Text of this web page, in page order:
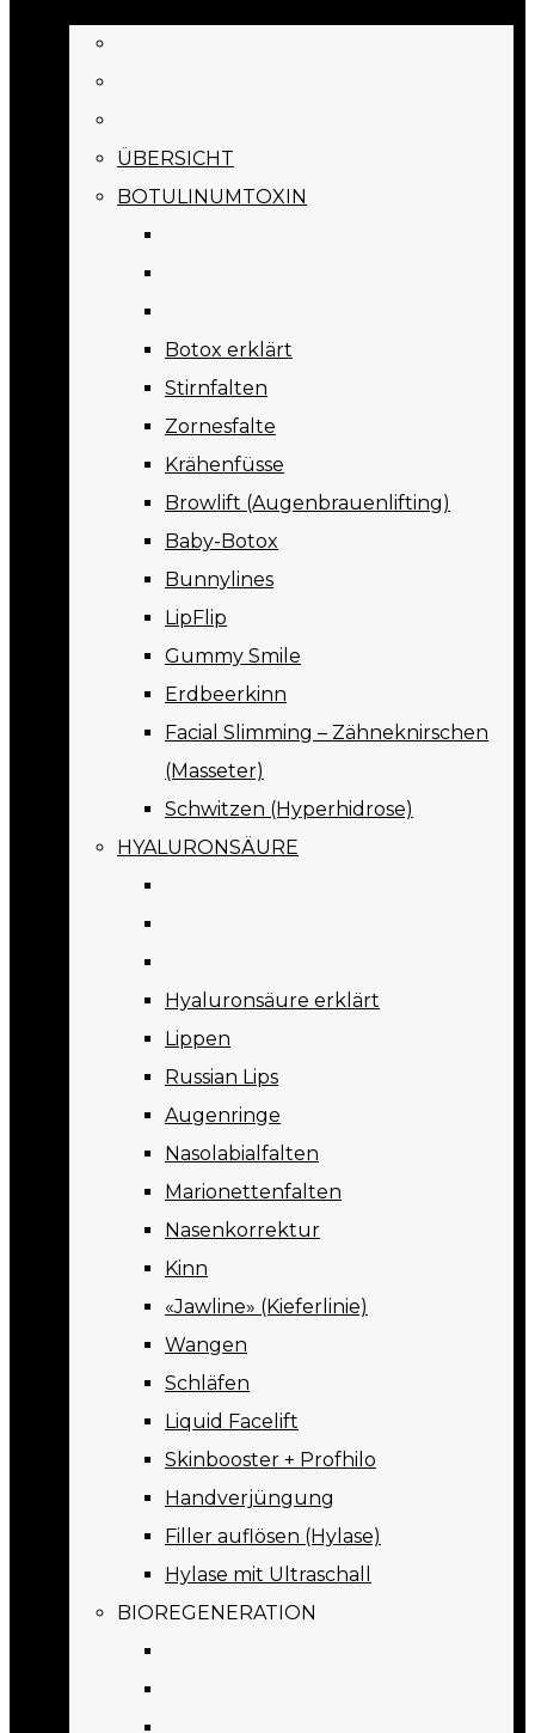
ÜBERSICHT
BOTULINUMTOXIN
Botox erklärt
Stirnfalten
Zornesfalte
Krähenfüsse
Browlift (Augenbrauenlifting)
Baby-Botox
Bunnylines
LipFlip
Gummy Smile
Erdbeerkinn
Facial Slimming – Zähneknirschen
(Masseter)
Schwitzen (Hyperhidrose)
HYALURONSÄURE
Hyaluronsäure erklärt
Lippen
Russian Lips
Augenringe
Nasolabialfalten
Marionettenfalten
Nasenkorrektur
Kinn
«Jawline» (Kieferlinie)
Wangen
Schläfen
Liquid Facelift
Skinbooster + Profhilo
Handverjüngung
Filler auflösen (Hylase)
Hylase mit Ultraschall
BIOREGENERATION